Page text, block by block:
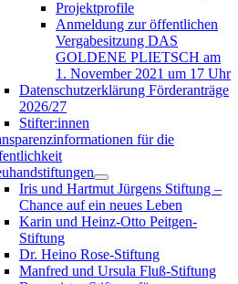
Projektprofile
Anmeldung zur öffentlichen
Vergabesitzung DAS
GOLDENE PLIETSCH am
1. November 2021 um 17 Uhr
Datenschutzerklärung Förderanträge
2026/27
Stifter:innen
für die
Iris und Hartmut Jürgens Stiftung –
Chance auf ein neues Leben
Karin und Heinz-Otto Peitgen-
Stiftung
Dr. Heino Rose-Stiftung
Manfred und Ursula Fluß-Stiftung